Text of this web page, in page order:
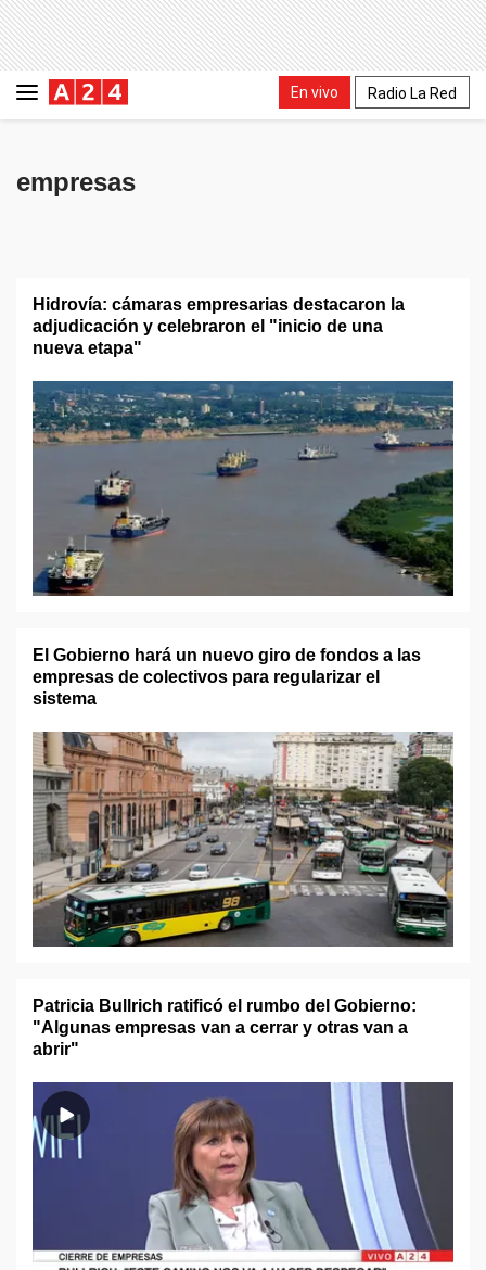
En vivo Radio La Red
empresas
Hidrovía: cámaras empresarias destacaron la
adjudicación y celebraron el "inicio de una
nueva etapa"
El Gobierno hará un nuevo giro de fondos a las
empresas de colectivos para regularizar el
sistema
Patricia Bullrich ratificó el rumbo del Gobierno:
"Algunas empresas van a cerrar y otras van a
abrir"